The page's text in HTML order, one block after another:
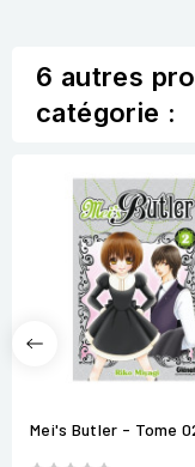
6 autres
catégorie :
Mei's Butler - Tome